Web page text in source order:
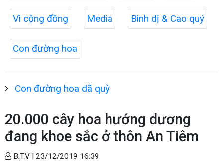
Vì cộng đồng Media Bình dị & Cao quý
Con đường hoa
Con đường hoa dã quỳ
20.000 cây hoa hướng dương
đang khoe sắc ở thôn An Tiêm
B.T.V | 23/12/2019 16:39